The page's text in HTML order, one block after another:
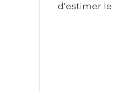
d'estimer le